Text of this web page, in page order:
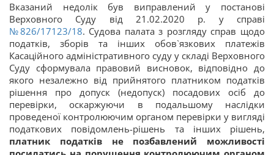
Вказаний недолік був виправлений у постанові
Верховного Суду від 21.02.2020 р. у справі
№826/17123/18. Судова палата з розгляду справ щодо
податків, зборів та інших обов`язкових платежів
Касаційного адміністративного суду у складі Верховного
Суду сформувала правовий висновок, відповідно до
якого незалежно від прийнятого платником податків
рішення про допуск (недопуск) посадових осіб до
перевірки, оскаржуючи в подальшому наслідки
проведеної контролюючим органом перевірки у вигляді
податкових повідомлень-рішень та інших рішень,
платник податків не позбавлений можливості